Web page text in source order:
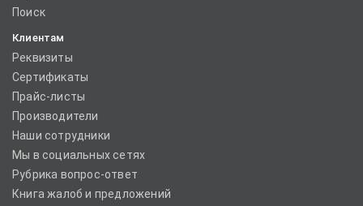
Поиск
Клиентам
Реквизиты
Сертификаты
Прайс-листы
Производители
Наши сотрудники
Мы в социальных сетях
Рубрика вопрос-ответ
Книга жалоб и предложений